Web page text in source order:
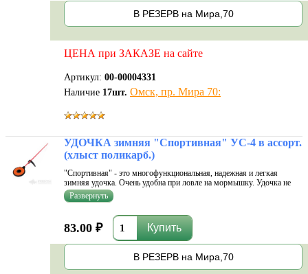
В РЕЗЕРВ на Мира,70
ЦЕНА при ЗАКАЗЕ на сайте
Артикул: 00-00004331
Наличие 17шт. Омск, пр. Мира 70:
УДОЧКА зимняя "Спортивная" УС-4 в ассорт.
(хлыст поликарб.)
"Спортивная" - это многофункциональная, надежная и легкая
зимняя удочка. Очень удобна при ловле на мормышку. Удочка не
повреждает Вашу леску, наматывая ее на ось. Форма ручки отлично
ложиться в руку, что обеспечивает комфорт во время ловли.
83.00 ₽
В РЕЗЕРВ на Мира,70